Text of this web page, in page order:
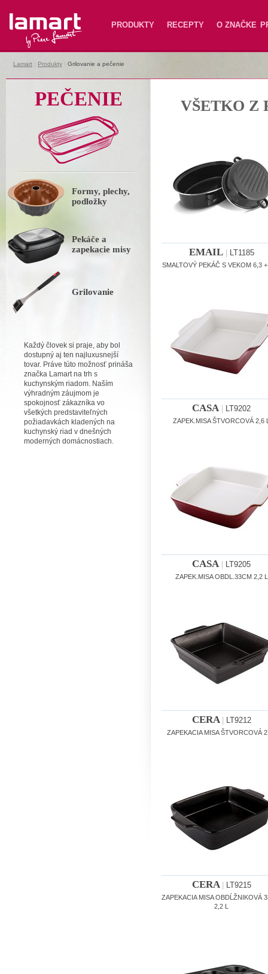
Lamart PRODUKTY RECEPTY O ZNAČKE
Lamart Produkty Grilovanie a pečenie
PEČENIE
Formy, plechy,
podložky
Pekáče a
zapekacie misy
Grilovanie
Každý človek si praje, aby bol
dostupný aj ten najluxusnejší
tovar. Práve túto možnosť prináša
značka Lamart na trh s
kuchynským riadom. Naším
výhradným záujmom je
spokojnosť zákazníka vo
všetkých predstaviteľných
požiadavkách kladených na
kuchynský riad v dnešných
moderných domácnostiach.
VŠETKO Z
EMAIL| LT1185
SMALTOVÝ PEKÁČ S VEKOM 6,3
CASA LT9202
ZAPEK.MISA ŠTVORCOVÁ 2,6
CASA LT9205
ZAPEK.MISA OBDL.33CM 2,2 L
CERA LT9212
ZAPEKACIA MISA ŠTVORCOVÁ
CERA LT9215
ZAPEKACIA MISA OBDĹŽNIKOVÁ
2,2 L